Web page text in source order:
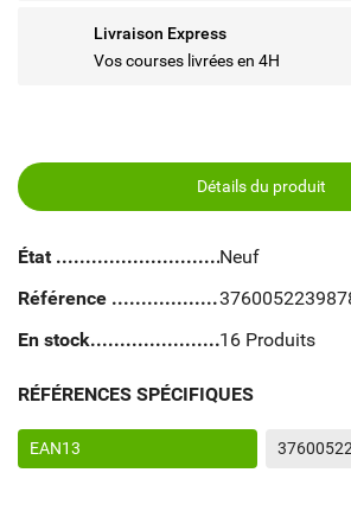
Livraison Express
Vos courses livrées en 4H
Détails du produit
État
Neuf
Référence
En stock
16 Produits
RÉFÉRENCES SPÉCIFIQUES
EAN13